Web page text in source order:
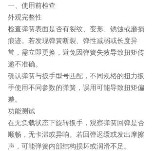
一、使用前检查
外观完整性
检查弹簧表面是否有裂纹、变形、锈蚀或磨损
痕迹。若发现弹簧断裂、弹性减弱或长度异
常，需立即更换，避免因弹簧失效导致扭矩传
递不准确。
确认弹簧与扳手型号匹配，不同规格的扭力扳
手使用不同参数的弹簧，误用可能导致扭矩偏
差。
功能测试
在无负载状态下旋转扳手，观察弹簧回弹是否
顺畅，无卡滞或异响。若回弹迟缓或发出摩擦
声，可能弹簧内部结构损坏或润滑不足。